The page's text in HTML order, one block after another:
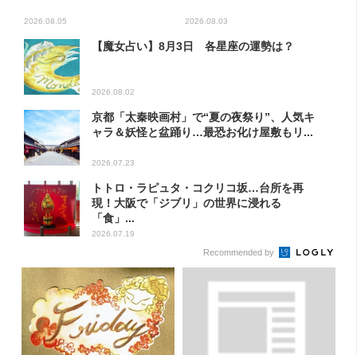
2026.08.05 2026.08.03
【魔女占い】8月3日 各星座の運勢は？
2026.08.02
京都「太秦映画村」で“夏の夜祭り”、人気キ
ャラ＆妖怪と盆踊り…最恐お化け屋敷もリ...
2026.07.23
トトロ・ラピュタ・コクリコ坂…台所を再
現！大阪で「ジブリ」の世界に浸れる
「食」...
2026.07.19
Recommended by